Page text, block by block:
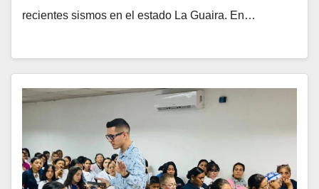
recientes sismos en el estado La Guaira. En…